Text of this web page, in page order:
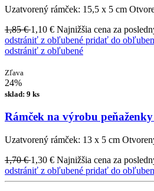
Uzatvorený rámček: 15,5 x 5 cm
1,85 €1,10 € Najnižšia cena za
odstrániť z obľubené pridať do
odstrániť z obľubené
Zľava
24%
sklad: 9 ks
Rámček na výrobu
Uzatvorený rámček: 13 x 5 cm
1,70 €1,30 € Najnižšia cena za
odstrániť z obľubené pridať do